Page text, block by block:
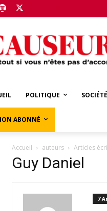
POLITIQUE SOCIÉTÉ
ABONNÉ
Accueil auteurs Articles
Guy Daniel
7